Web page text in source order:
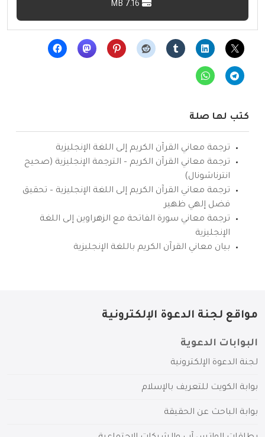
كتب لها صلة
ترجمة معاني القرآن الكريم إلى اللغة الإنجليزية
ترجمة معاني القرآن الكريم – الترجمة الإنجليزية (صحيح
انترناشونال)
ترجمة معاني القرآن الكريم إلى اللغة الإنجليزية – تحقيق
فضل إلهي ظهير
ترجمة معاني سورة الفاتحة مع الزهراوين إلى اللغة
الإنجليزية
بيان معاني القرآن الكريم باللغة الإنجليزية
مواقع لجنة الدعوة الإلكترونية
البوابات الدعوية
لجنة الدعوة الإلكترونية
بوابة الكويت للتعريف بالإسلام
بوابة الباحث عن الحقيقة